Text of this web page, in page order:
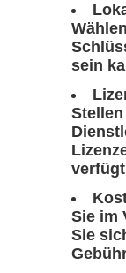
sein
Sie im
Sie